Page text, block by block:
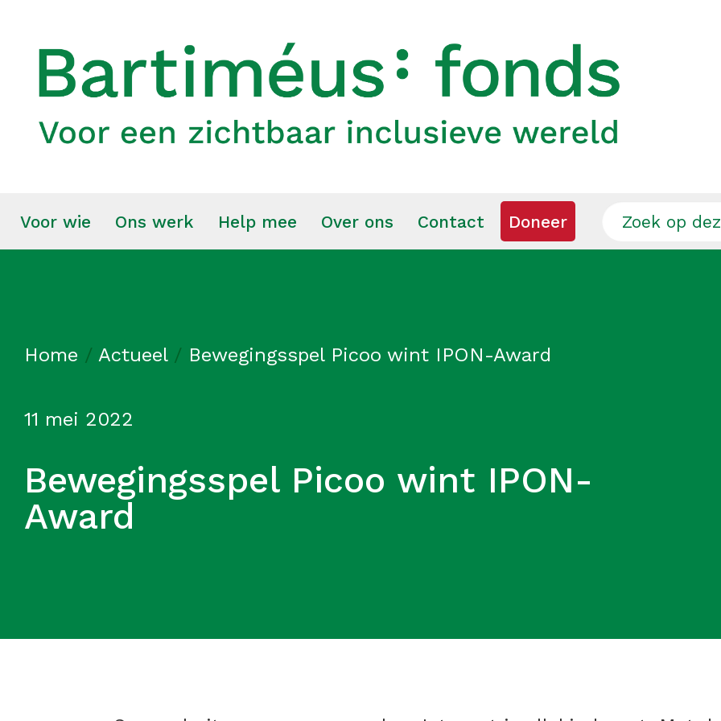
Voor wie Ons werk Help mee Over ons Contact Doneer
Home / Actueel/ Bewegingsspel Picoo wint IPON-Award
Bewegingsspel Picoo wint IPON-
Award
11 mei 2022